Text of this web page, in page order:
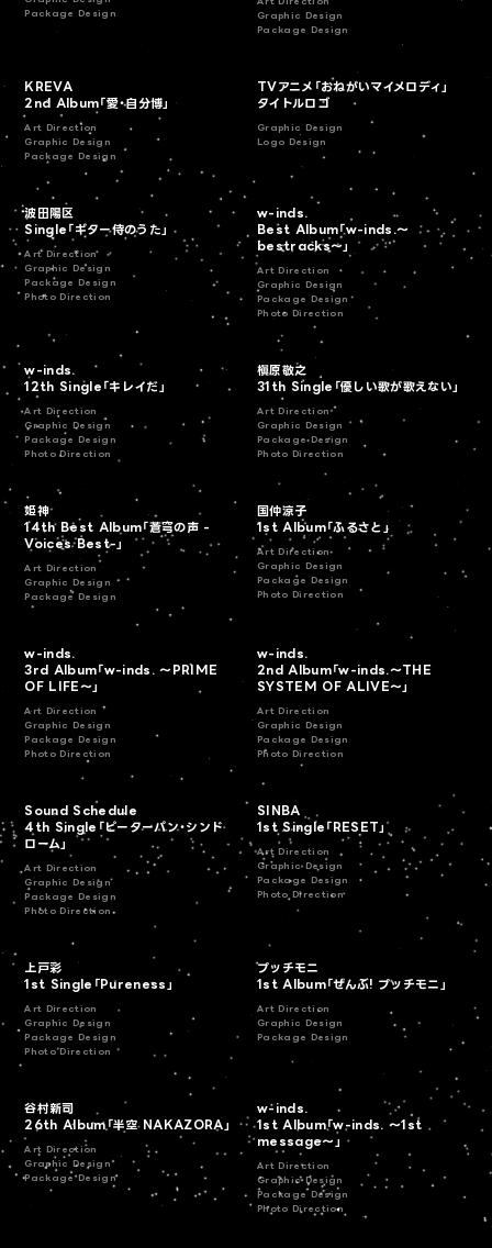
Package Design
Graphic Design
Package Design
KREVA
2nd Album「愛・自分博」
Art Direction
Graphic Design
Package Design
TVアニメ「おねがいマイメロディ」
タイトルロゴ
Graphic Design
Logo Design
波田陽区
Single「ギター侍のうた」
Art Direction
Graphic Design
Package Design
Photo Direction
w-inds.
Best Album「w-inds.〜
bestracks〜」
Art Direction
Graphic Design
Package Design
Photo Direction
w-inds.
12th Single「キレイだ」
Art Direction
Graphic Design
Package Design
Photo Direction
槇原敬之
31th Single「優しい歌が歌えない」
Art Direction
Graphic Design
Package Design
Photo Direction
姫神
14th Best Album「蒼穹の声 -
Voices Best-」
Art Direction
Graphic Design
Package Design
国仲涼子
1st Album「ふるさと」
Art Direction
Graphic Design
Package Design
Photo Direction
w-inds.
3rd Album「w-inds. ～PRIME
OF LIFE～」
Art Direction
Graphic Design
Package Design
Photo Direction
w-inds.
2nd Album「w-inds.〜THE
SYSTEM OF ALIVE〜」
Art Direction
Graphic Design
Package Design
Photo Direction
Sound Schedule
4th Single「ピーターパン・シンド
ローム」
Art Direction
Graphic Design
Package Design
Photo Direction
SINBA
1st Single「RESET」
Art Direction
Graphic Design
Package Design
Photo Direction
上戸彩
1st Single「Pureness」
Art Direction
Graphic Design
Package Design
Photo Direction
プッチモニ
1st Album「ぜんぶ! プッチモニ」
Art Direction
Graphic Design
Package Design
谷村新司
26th Album「半空 NAKAZORA」
Art Direction
Graphic Design
Package Design
w-inds.
1st Album「w-inds. ～1st
message～」
Art Direction
Graphic Design
Package Design
Photo Direction